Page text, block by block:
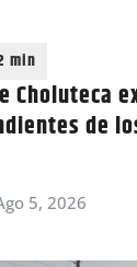
Choluteca
de
5, 2026